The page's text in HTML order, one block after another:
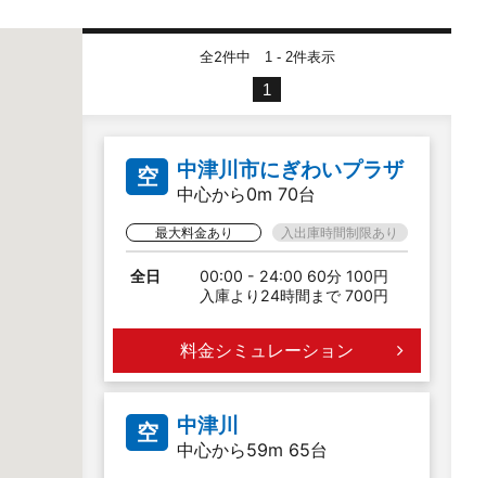
全2件中 1 - 2件表示
1
空 中津川市にぎわいプラザ
中心から0m 70台
最大料金あり 入出庫時間制限あり
全日
00:00 - 24:00 60分 100円
入庫より24時間まで 700円
料金シミュレーション
空 中津川
中心から59m 65台